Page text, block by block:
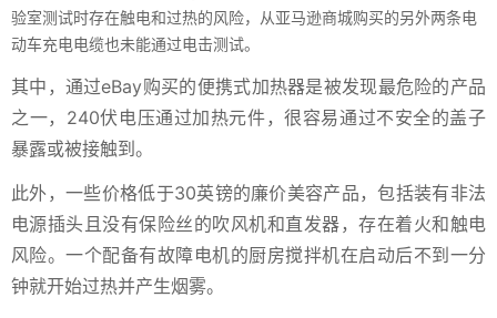
验室测试时存在触电和过热的风险，从亚马逊商城购买的另外两条电
动车充电电缆也未能通过电击测试。
其中，通过eBay购买的便携式加热器是被发现最危险的产品
之一，240伏电压通过加热元件，很容易通过不安全的盖子
暴露或被接触到。
此外，一些价格低于30英镑的廉价美容产品，包括装有非法
电源插头且没有保险丝的吹风机和直发器，存在着火和触电
风险。一个配备有故障电机的厨房搅拌机在启动后不到一分
钟就开始过热并产生烟雾。